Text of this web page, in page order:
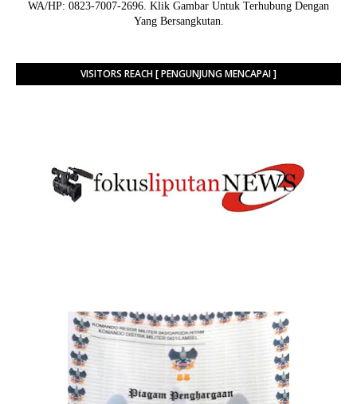
WA/HP: 0823-7007-2696. Klik Gambar Untuk Terhubung Dengan
Yang Bersangkutan.
VISITORS REACH [ PENGUNJUNG MENCAPAI ]